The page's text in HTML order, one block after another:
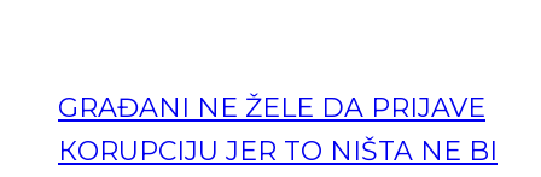
GRAĐANI NE ŽELE DA PRIJAVE
КORUPCIJU JER TO NIŠTA NE BI